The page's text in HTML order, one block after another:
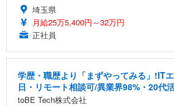
埼玉県
月給25万5,400円～32万円
正社員
学歴・職歴より「まずやってみる」!IT
日・リモート相談可/異業界98%・20代
toBE Tech株式会社